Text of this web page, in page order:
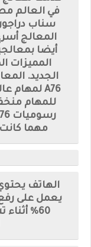
أيضا
المميزات
للمهام
مهما
يعمل على
60%